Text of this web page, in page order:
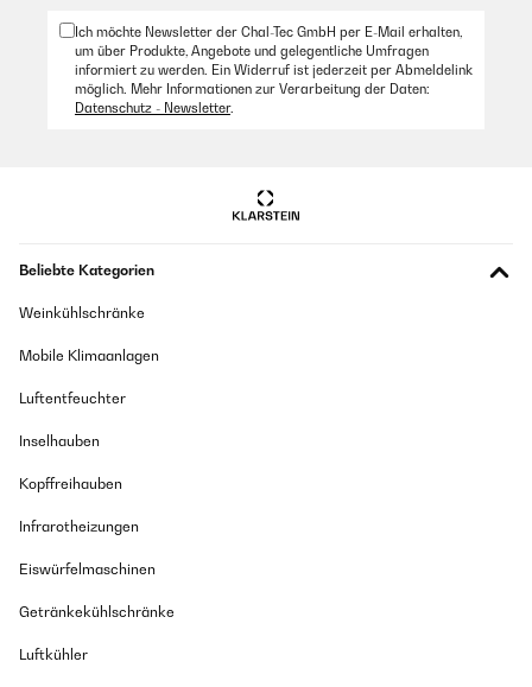
Ich möchte Newsletter der Chal-Tec GmbH per E-Mail erhalten,
um über Produkte, Angebote und gelegentliche Umfragen
informiert zu werden. Ein Widerruf ist jederzeit per Abmeldelink
möglich. Mehr Informationen zur Verarbeitung der Daten:
Datenschutz - Newsletter.
Beliebte Kategorien
Weinkühlschränke
Mobile Klimaanlagen
Luftentfeuchter
Inselhauben
Kopffreihauben
Infrarotheizungen
Eiswürfelmaschinen
Getränkekühlschränke
Luftkühler